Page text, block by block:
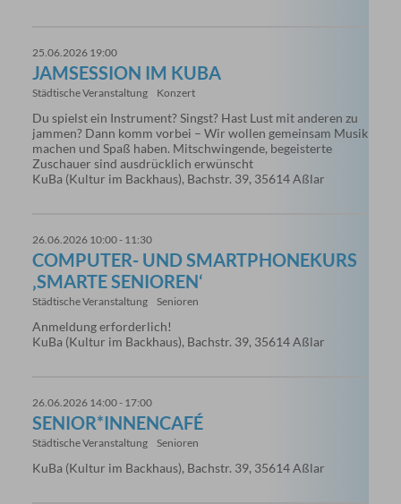
25.06.2026 19:00
JAMSESSION IM KUBA
Städtische Veranstaltung Konzert
Du spielst ein Instrument? Singst? Hast Lust mit anderen zu
jammen? Dann komm vorbei – Wir wollen gemeinsam Musik
machen und Spaß haben. Mitschwingende, begeisterte
Zuschauer sind ausdrücklich erwünscht
KuBa (Kultur im Backhaus), Bachstr. 39, 35614 Aßlar
26.06.2026 10:00 - 11:30
COMPUTER- UND SMARTPHONEKURS
‚SMARTE SENIOREN‘
Städtische Veranstaltung Senioren
Anmeldung erforderlich!
KuBa (Kultur im Backhaus), Bachstr. 39, 35614 Aßlar
26.06.2026 14:00 - 17:00
SENIOR*INNENCAFÉ
Städtische Veranstaltung Senioren
KuBa (Kultur im Backhaus), Bachstr. 39, 35614 Aßlar